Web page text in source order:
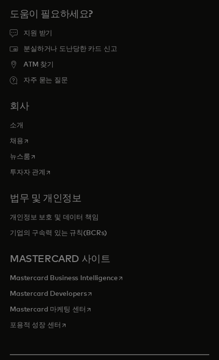
도움이 필요하세요?
지원 받기
분실하거나 도난당한 카드 신고
ATM 찾기
자주 묻는 질문
회사
소개
채용새 탭에서 열림
뉴스룸새 탭에서 열림
투자자 관계 새 탭에서 열림
법무 및 개인정보
개인정보 보호 및 데이터 책임
기업의 구속력 있는 규칙(BCRs)
MASTERCARD 사이트
Mastercard Business Intelligence새 탭에서 열림
Mastercard Developers새 탭에서 열림
Mastercard 마케팅 센터 새 탭에서 열림
포용적 성장 센터 새 탭에서 열림